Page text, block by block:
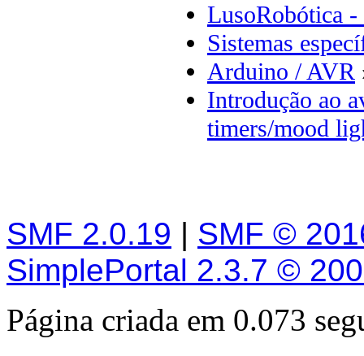
LusoRobótica -
Sistemas
Arduino / AVR
Introdução ao
timers/mood
SMF 2.0.19 | SMF ©
SimplePortal 2.3.7 ©
Página criada em 0.073